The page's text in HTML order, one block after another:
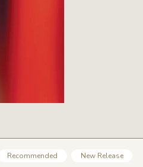
Recommended New Release